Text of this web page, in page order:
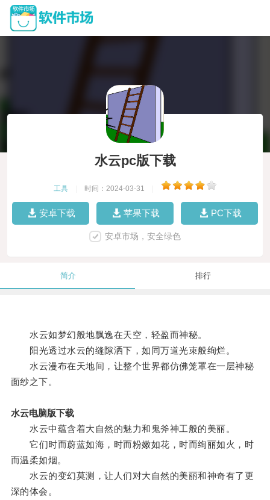
水云pc版下载
工具 时间：2024-03-31
安卓下载 苹果下载 PC下载
安卓市场，安全绿色
简介 排行
水云如梦幻般地飘逸在天空，轻盈而神秘。
阳光透过水云的缝隙洒下，如同万道光束般绚烂。
水云漫布在天地间，让整个世界都仿佛笼罩在一层神秘
面纱之下。
水云电脑版下载
水云中蕴含着大自然的魅力和鬼斧神工般的美丽。
它们时而蔚蓝如海，时而粉嫩如花，时而绚丽如火，时
而温柔如烟。
水云的变幻莫测，让人们对大自然的美丽和神奇有了更
深的体会。